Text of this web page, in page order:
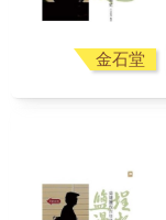
金石堂